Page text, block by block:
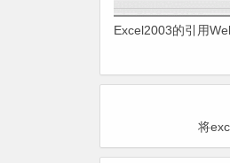
Excel2003的引用
将